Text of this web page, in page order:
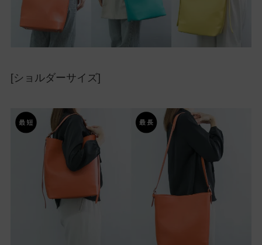
[ショルダーサイズ]